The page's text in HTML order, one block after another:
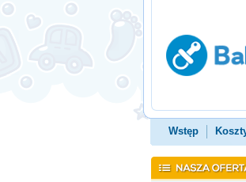
Wstęp